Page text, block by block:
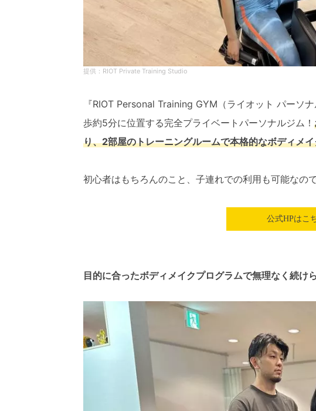
RIOT Private Training Studio
『RIOT Personal Training GYM（ライオット パーソ
歩約5分に位置する完全プライベートパーソナルジム！
り、2部屋のトレーニングルームで本格的なボディメ
初心者はもちろんのこと、子連れでの利用も可能なの
公式HPはこ
目的に合ったボディメイクプログラムで無理なく続け